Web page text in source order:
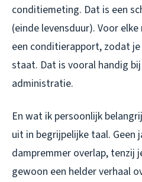
conditiemeting. Dat is een
(einde levensduur). Voor
een conditierapport, zodat
staat. Dat is vooral handig
administratie.
En wat ik persoonlijk
uit in begrijpelijke taal. Geen
dampremmer overlap, tenzij
gewoon een helder verhaal